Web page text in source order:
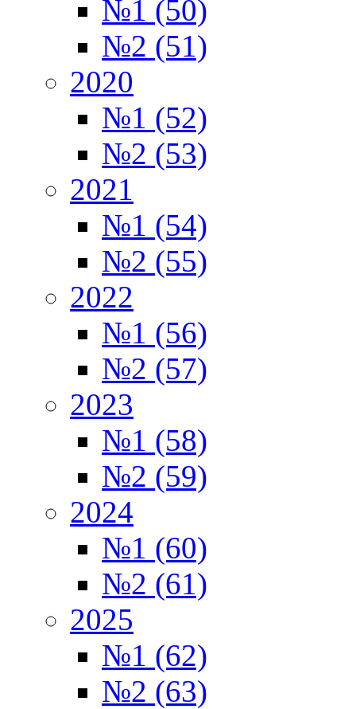
№1 (50)
№2 (51)
2020
№1 (52)
№2 (53)
2021
№1 (54)
№2 (55)
2022
№1 (56)
№2 (57)
2023
№1 (58)
№2 (59)
2024
№1 (60)
№2 (61)
2025
№1 (62)
№2 (63)